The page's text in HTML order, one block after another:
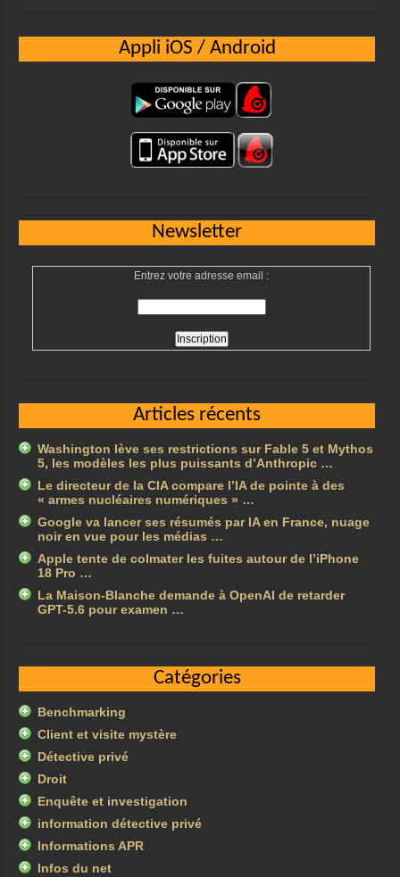
Appli iOS / Android
Newsletter
Entrez votre adresse email :
Articles récents
Washington lève ses restrictions sur Fable 5 et Mythos
5, les modèles les plus puissants d’Anthropic …
Le directeur de la CIA compare l’IA de pointe à des
« armes nucléaires numériques » …
Google va lancer ses résumés par IA en France, nuage
noir en vue pour les médias …
Apple tente de colmater les fuites autour de l’iPhone
18 Pro …
La Maison-Blanche demande à OpenAI de retarder
GPT-5.6 pour examen …
Catégories
Benchmarking
Client et visite mystère
Détective privé
Droit
Enquête et investigation
information détective privé
Informations APR
Infos du net